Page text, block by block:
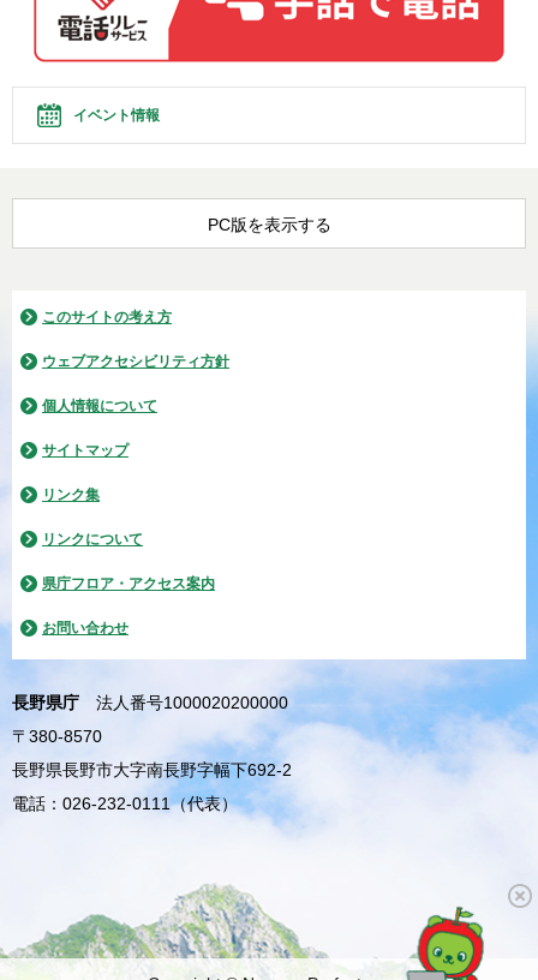
イベント情報
PC版を表示する
このサイトの考え方
ウェブアクセシビリティ方針
個人情報について
サイトマップ
リンク集
リンクについて
県庁フロア・アクセス案内
お問い合わせ
長野県庁
法人番号1000020200000
〒380-8570
長野県長野市大字南長野字幅下692-2
電話：026-232-0111（代表）